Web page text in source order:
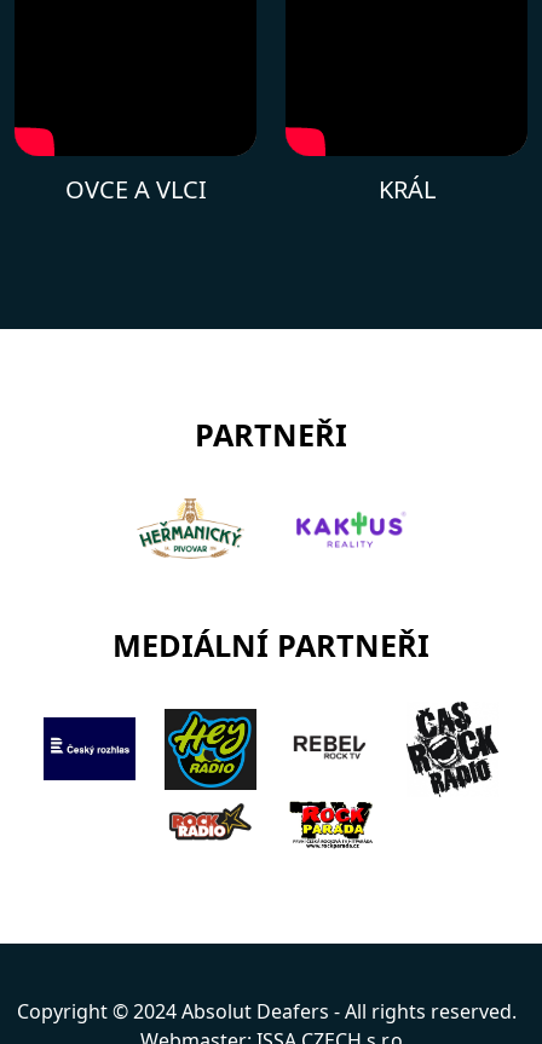
OVCE A VLCI KRÁL
PARTNEŘI
MEDIÁLNÍ PARTNEŘI
Copyright © 2024 Absolut Deafers - All rights reserved.